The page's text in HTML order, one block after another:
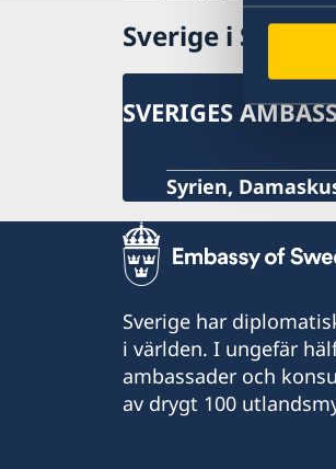
Sverige i Syrien
SVERIGES
Syrien,
Sverige har
i världen. I ungefär
ambassader och
av drygt 100